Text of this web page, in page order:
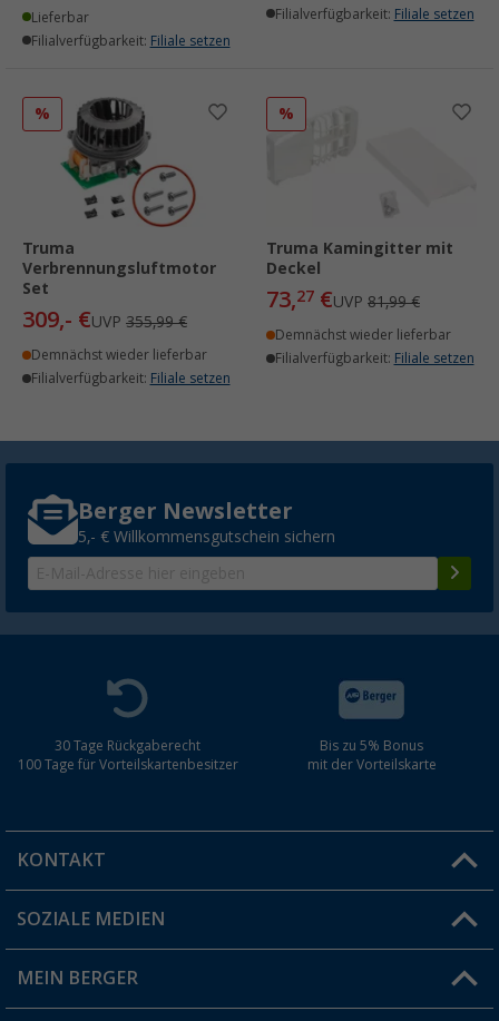
Lieferbar
Filialverfügbarkeit: Filiale setzen
Filialverfügbarkeit: Filiale setzen
%
Truma
Verbrennungsluftmotor
Set
309,- €UVP 355,99 €
Demnächst wieder lieferbar
Filialverfügbarkeit: Filiale setzen
%
Truma Kamingitter mit
Deckel
73,27 €UVP 81,99 €
Demnächst wieder lieferbar
Filialverfügbarkeit: Filiale setzen
Berger Newsletter
5,- € Willkommensgutschein sichern
30 Tage Rückgaberecht
100 Tage für Vorteilskartenbesitzer
Bis zu 5% Bonus
mit der Vorteilskarte
KONTAKT
Du hast eine Frage?
Filiale finden
SOZIALE MEDIEN
MEIN BERGER